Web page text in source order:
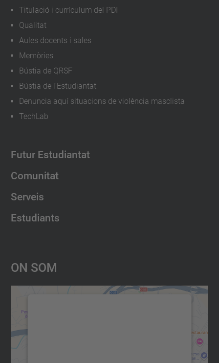
Titulació i currículum del PDI
Qualitat
Aules docents i sales
Memòries
Bústia de QRSF
Bústia de l'Estudiantat
Denuncia aquí situacions de violència masclista
TechLab
Futur Estudiantat
Comunitat
Serveis
Estudiants
On Som